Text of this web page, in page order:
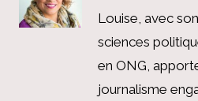
Louise, avec
sciences
en ONG,
journalisme